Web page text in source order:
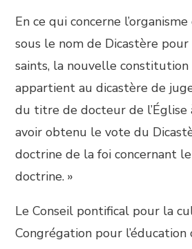
En ce qui concerne
sous le nom de Dicastère pour
saints, la nouvelle constitution
appartient au dicastère de
du titre de docteur de l’Église
avoir obtenu le vote du
doctrine de la foi concernant
doctrine. »
Le Conseil pontifical pour la
Congrégation pour